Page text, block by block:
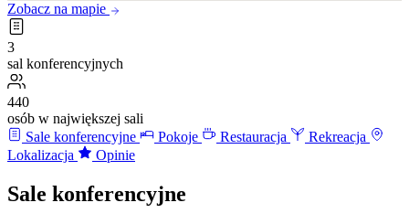
Zobacz na mapie
3
sal konferencyjnych
440
osób w największej sali
Sale konferencyjne
Pokoje Restauracja
Rekreacja
Lokalizacja
Opinie
Sale konferencyjne